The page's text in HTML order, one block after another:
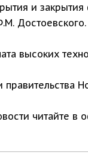
и
Достоевского.
высоких
читайте в